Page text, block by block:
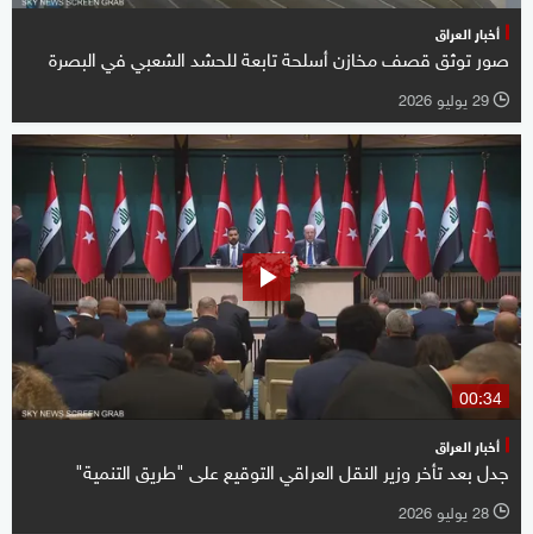
أخبار العراق
صور توثق قصف مخازن أسلحة تابعة للحشد الشعبي في البصرة
l 29 يوليو 2026
00:34
أخبار العراق
جدل بعد تأخر وزير النقل العراقي التوقيع على "طريق التنمية"
l 28 يوليو 2026